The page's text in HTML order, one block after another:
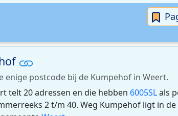
enige postcode bij de Kumpehof in Weert.
telt 20 adressen en die hebben 6005SLals
2 t/m 40. Weg Kumpehof ligt in